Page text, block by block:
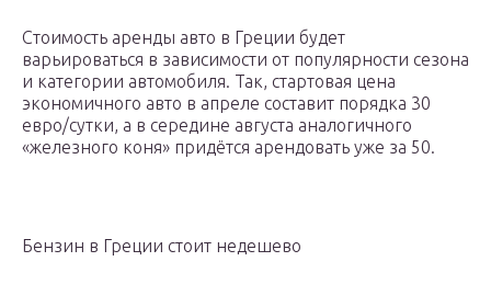
Стоимость аренды авто в Греции будет
варьироваться в зависимости от популярности сезона
и категории автомобиля. Так, стартовая цена
экономичного авто в апреле составит порядка 30
евро/сутки, а в середине августа аналогичного
«железного коня» придётся арендовать уже за 50.
Бензин в Греции стоит недешево